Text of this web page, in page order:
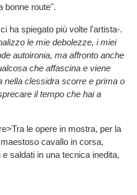
bonne route".
ha spiegato più volte l'artista-.
le mie debolezze, i miei
autoironia, ma affronto anche
che affascina e viene
nella clessidra scorre e prima o
il tempo che hai a
le opere in mostra, per la
cavallo in corsa,
saldati in una tecnica inedita,